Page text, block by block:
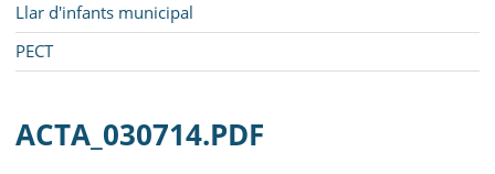
Llar d'infants municipal
PECT
ACTA_030714.PDF